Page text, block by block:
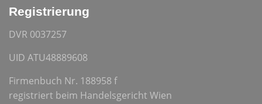
Registrierung
DVR 0037257
UID ATU48889608
Firmenbuch Nr. 188958 f
registriert beim Handelsgericht Wien